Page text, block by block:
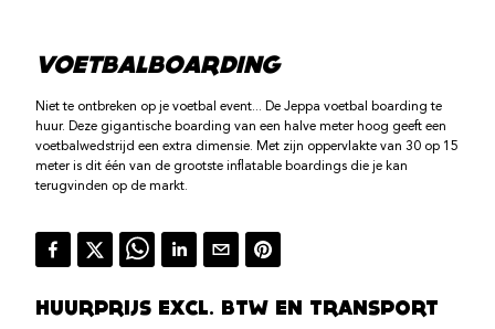
VOETBALBOARDING
Niet te ontbreken op je voetbal event... De Jeppa voetbal boarding te
huur. Deze gigantische boarding van een halve meter hoog geeft een
voetbalwedstrijd een extra dimensie. Met zijn oppervlakte van 30 op 15
meter is dit één van de grootste inflatable boardings die je kan
terugvinden op de markt.
HUURPRIJS EXCL. BTW EN TRANSPORT